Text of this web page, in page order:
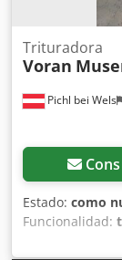
Pichl bei Wels
Trituradora
Voran
Estado: como
Funcionalidad: